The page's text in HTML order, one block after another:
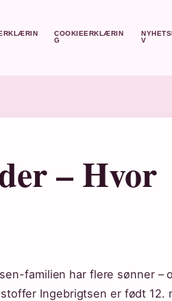
COOKIEERKLÆRIN
G
V
– Hvor
familien har flere sønner –
Ingebrigtsen er født 12.